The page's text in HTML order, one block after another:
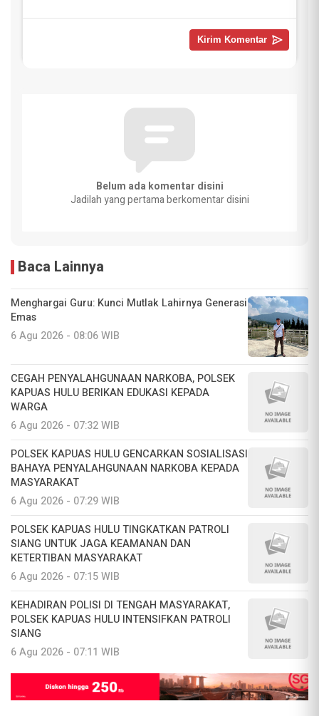
Belum ada komentar disini
Jadilah yang pertama berkomentar disini
Baca Lainnya
Menghargai Guru: Kunci Mutlak Lahirnya Generasi
Emas
6 Agu 2026 - 08:06 WIB
CEGAH PENYALAHGUNAAN NARKOBA, POLSEK
KAPUAS HULU BERIKAN EDUKASI KEPADA
WARGA
6 Agu 2026 - 07:32 WIB
POLSEK KAPUAS HULU GENCARKAN SOSIALISASI
BAHAYA PENYALAHGUNAAN NARKOBA KEPADA
MASYARAKAT
6 Agu 2026 - 07:29 WIB
POLSEK KAPUAS HULU TINGKATKAN PATROLI
SIANG UNTUK JAGA KEAMANAN DAN
KETERTIBAN MASYARAKAT
6 Agu 2026 - 07:15 WIB
KEHADIRAN POLISI DI TENGAH MASYARAKAT,
POLSEK KAPUAS HULU INTENSIFKAN PATROLI
SIANG
6 Agu 2026 - 07:11 WIB